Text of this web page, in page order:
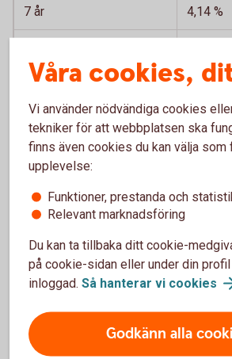
7 år 4,14 %
9 år 4,14 %
10 år 4,19 %
Banklån*
* Till exempel "topplån". Bolån i Ålems
Swedbank Hypotek.
Historiska Räntor
Våra cookies,
Vi använder nödvändiga cookies
tekniker för att webbplatsen ska
finns även cookies du kan välja som
upplevelse:
Funktioner, prestanda och
Relevant marknadsföring
Du kan ta tillbaka ditt cookie-
på cookie-sidan eller under din profil
inloggad. Så hanterar vi cookies
Godkänn alla